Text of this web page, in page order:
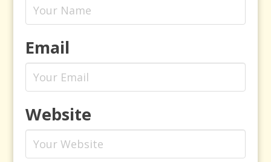
Email
Website